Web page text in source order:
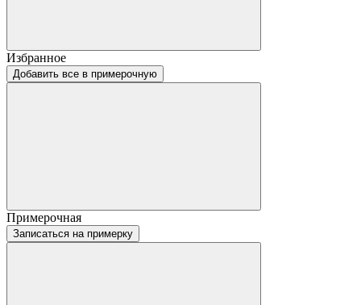
Избранное
Добавить все в примерочную
Примерочная
Записаться на примерку